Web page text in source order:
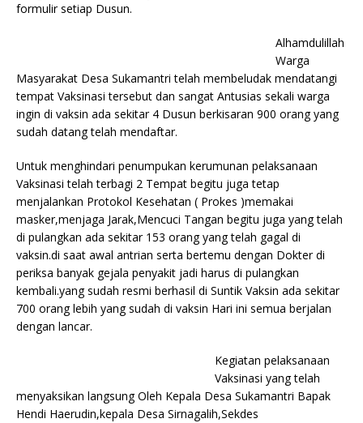
formulir setiap Dusun.
Alhamdulillah
Warga
Masyarakat Desa Sukamantri telah membeludak mendatangi
tempat Vaksinasi tersebut dan sangat Antusias sekali warga
ingin di vaksin ada sekitar 4 Dusun berkisaran 900 orang yang
sudah datang telah mendaftar.
Untuk menghindari penumpukan kerumunan pelaksanaan
Vaksinasi telah terbagi 2 Tempat begitu juga tetap
menjalankan Protokol Kesehatan ( Prokes )memakai
masker,menjaga Jarak,Mencuci Tangan begitu juga yang telah
di pulangkan ada sekitar 153 orang yang telah gagal di
vaksin.di saat awal antrian serta bertemu dengan Dokter di
periksa banyak gejala penyakit jadi harus di pulangkan
kembali.yang sudah resmi berhasil di Suntik Vaksin ada sekitar
700 orang lebih yang sudah di vaksin Hari ini semua berjalan
dengan lancar.
Kegiatan pelaksanaan
Vaksinasi yang telah
menyaksikan langsung Oleh Kepala Desa Sukamantri Bapak
Hendi Haerudin,kepala Desa Sirnagalih,Sekdes